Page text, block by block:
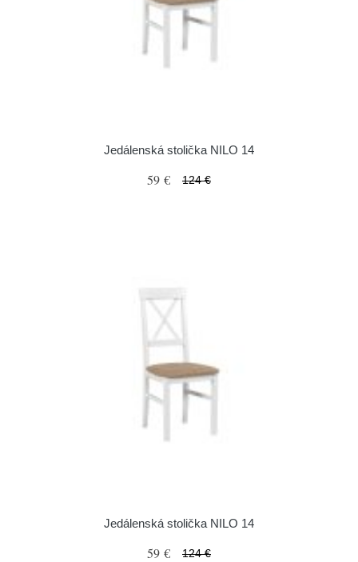
Jedálenská stolička NILO 14
59 € 124 €
Jedálenská stolička NILO 14
59 € 124 €